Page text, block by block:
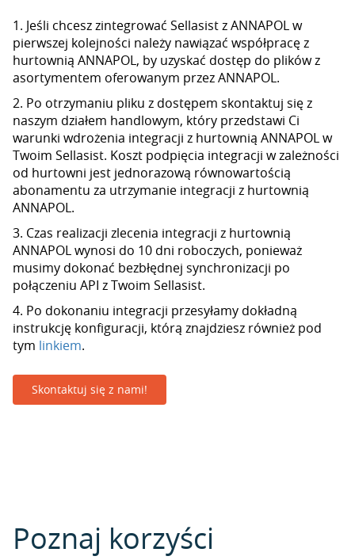
1. Jeśli chcesz zintegrować Sellasist z ANNAPOL w
pierwszej kolejności należy nawiązać współpracę z
hurtownią ANNAPOL, by uzyskać dostęp do plików z
asortymentem oferowanym przez ANNAPOL.
2. Po otrzymaniu pliku z dostępem skontaktuj się z
naszym działem handlowym, który przedstawi Ci
warunki wdrożenia integracji z hurtownią ANNAPOL w
Twoim Sellasist. Koszt podpięcia integracji w zależności
od hurtowni jest jednorazową równowartością
abonamentu za utrzymanie integracji z hurtownią
ANNAPOL.
3. Czas realizacji zlecenia integracji z hurtownią
ANNAPOL wynosi do 10 dni roboczych, ponieważ
musimy dokonać bezbłędnej synchronizacji po
połączeniu API z Twoim Sellasist.
4. Po dokonaniu integracji przesyłamy dokładną
instrukcję konfiguracji, którą znajdziesz również pod
tym linkiem.
Skontaktuj się z nami!
Poznaj korzyści